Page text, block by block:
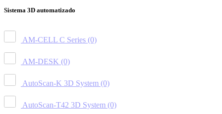
Sistema 3D automatizado
AM-CELL C Series (0)
AM-DESK (0)
AutoScan-K 3D System (0)
AutoScan-T42 3D System (0)